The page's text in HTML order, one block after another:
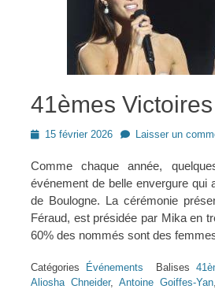
41èmes
Posted15 février 2026 Laisser un
Comme chaque année,
événement de belle envergure
de Boulogne. La cérémonie
Féraud, est présidée par Mika en
60% des nommés sont des
Catégories Événements Balises
Aliosha Chneider, Antoine Goiffes-Yan